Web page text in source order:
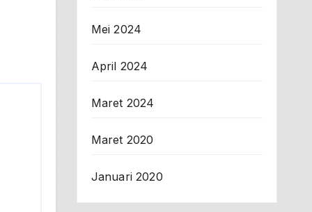
Mei 2024
April 2024
Maret 2024
Maret 2020
Januari 2020